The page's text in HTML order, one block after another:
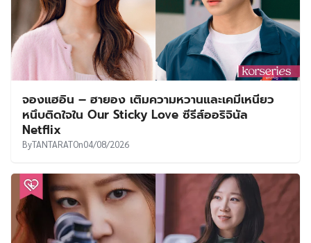
จองแฮอิน – ฮายอง เติมความหวานและเคมีเหนียว
หนึบติดใจใน Our Sticky Love ซีรีส์ออริจินัล
Netflix
ByTANTARATOn04/08/2026